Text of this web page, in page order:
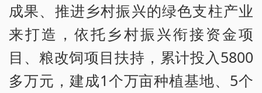
成果、推进乡村振兴的绿色支柱产业
来打造，依托乡村振兴衔接资金项
目、粮改饲项目扶持，累计投入5800
多万元，建成1个万亩种植基地、5个